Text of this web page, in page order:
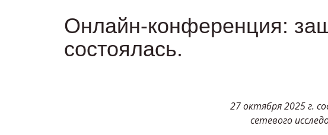
Онлайн-конференция:
состоялась.
27 октября 2025 г.
сетевого